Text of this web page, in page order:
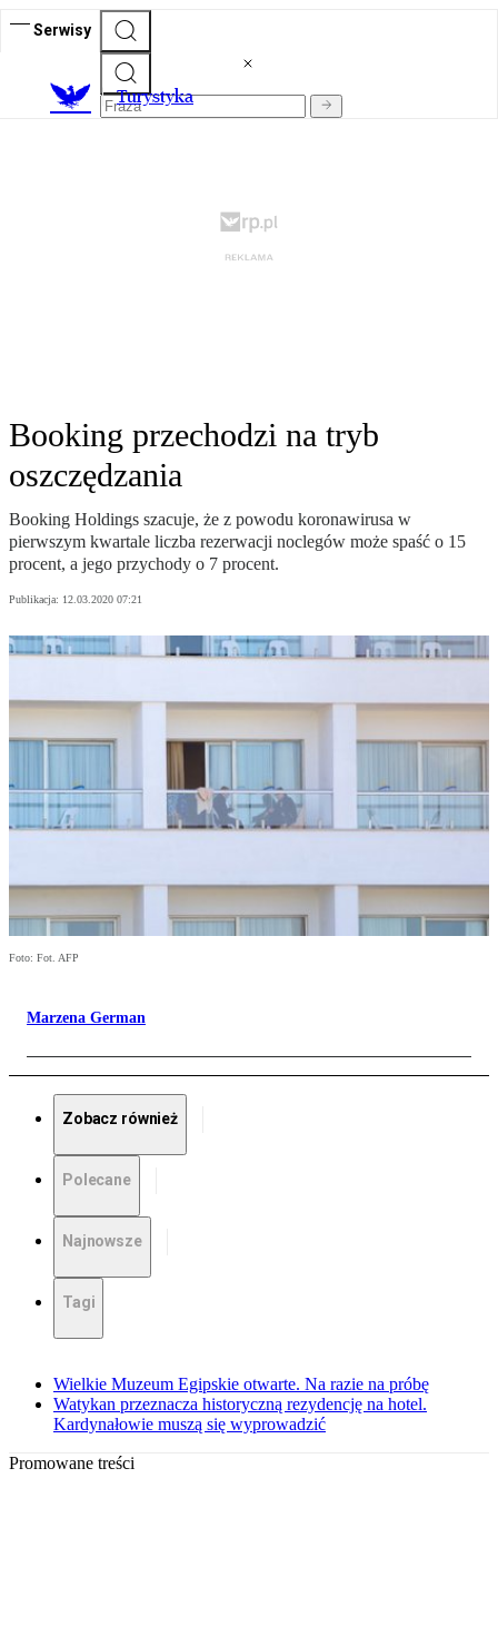
Serwisy
Turystyka
Booking przechodzi na tryb
oszczędzania
Booking Holdings szacuje, że z powodu koronawirusa w
pierwszym kwartale liczba rezerwacji noclegów może spaść o 15
procent, a jego przychody o 7 procent.
Publikacja: 12.03.2020 07:21
Foto: Fot. AFP
Marzena German
Zobacz również
Polecane
Najnowsze
Tagi
Wielkie Muzeum Egipskie otwarte. Na razie na próbę
Watykan przeznacza historyczną rezydencję na hotel.
Kardynałowie muszą się wyprowadzić
Promowane treści